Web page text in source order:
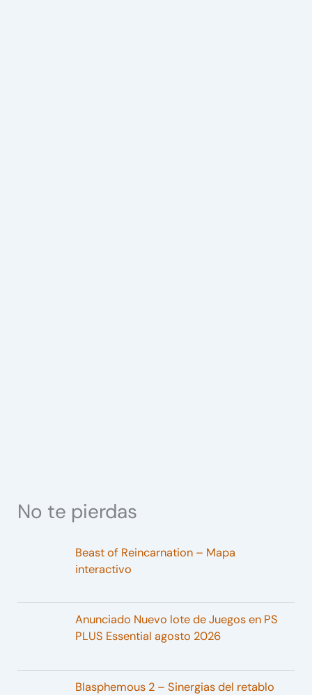
No te pierdas
Beast of Reincarnation – Mapa
interactivo
Anunciado Nuevo lote de Juegos en PS
PLUS Essential agosto 2026
Blasphemous 2 – Sinergias del retablo